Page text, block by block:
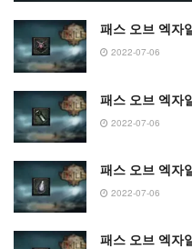
패스 오브 엑자
2022-07-06
패스 오브 엑자
2022-07-06
패스 오브 엑자
2022-07-06
패스 오브 엑자